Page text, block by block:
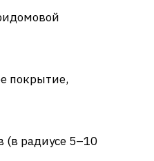
покрытие,
(в радиусе 5–10